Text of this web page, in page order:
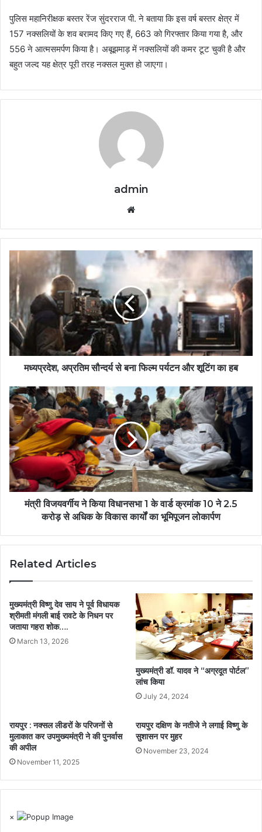
पुलिस महानिरीक्षक बस्तर रेंज सुंदरराज पी. ने बताया कि इस वर्ष बस्तर क्षेत्र में
157 नक्सलियों के शव बरामद किए गए हैं, 663 को गिरफ्तार किया गया है, और
556 ने आत्मसमर्पण किया है। अबूझमाड़ में नक्सलियों की कमर टूट चुकी है और
बहुत जल्द यह क्षेत्र पूरी तरह नक्सल मुक्त हो जाएगा।
admin
मध्यप्रदेश, अप्रतिम सौन्दर्य से बना फिल्म पर्यटन और शूटिंग का हब
मंत्री विजयवर्गीय ने किया विधानसभा 1 के वार्ड क्रमांक 10 ने 2.5
करोड़ से अधिक के विकास कार्यों का भूमिपूजन लोकार्पण
Related Articles
मुख्यमंत्री विष्णु देव साय ने पूर्व विधायक
श्रीमती मंगली बाई रावटे के निधन पर
जताया गहरा शोक….
March 13, 2026
मुख्यमंत्री डॉ. यादव ने “अग्रदूत पोर्टल”
लांच किया
July 24, 2024
रायपुर : नक्सल लीडरों के परिजनों से
मुलाकात कर उपमुख्यमंत्री ने की पुनर्वास
की अपील
November 11, 2025
रायपुर दक्षिण के नतीजे ने लगाई विष्णु के
सुशासन पर मुहर
November 23, 2024
×